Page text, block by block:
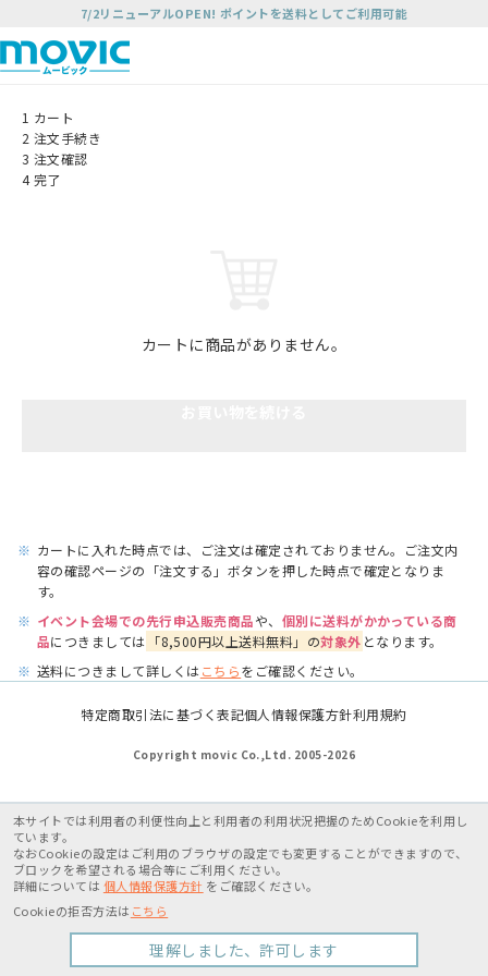
7/2リニューアルOPEN! ポイントを送料としてご利用可能
1 カート
2 注文手続き
3 注文確認
4 完了
カートに商品がありません。
※ カートに入れた時点では、ご注文は確定されておりません。ご注文内
容の確認ページの「注文する」ボタンを押した時点で確定となりま
す。
※ イベント会場での先行申込販売商品や、 個別に送料がかかっている商
品につきましては 「8,500円以上送料無料」の対象外 となります。
※ 送料につきまして詳しくはこちらをご確認ください。
特定商取引法に基づく表記個人情報保護方針利用規約
Copyright movic Co.,Ltd. 2005-2026
本サイトでは利用者の利便性向上と利用者の利用状況把握のためCookieを利用し
ています。
なおCookieの設定はご利用のブラウザの設定でも変更することができますので、
ブロックを希望される場合等にご利用ください。
詳細については 個人情報保護方針 をご確認ください。
Cookieの拒否方法は こちら
理解しました、許可します